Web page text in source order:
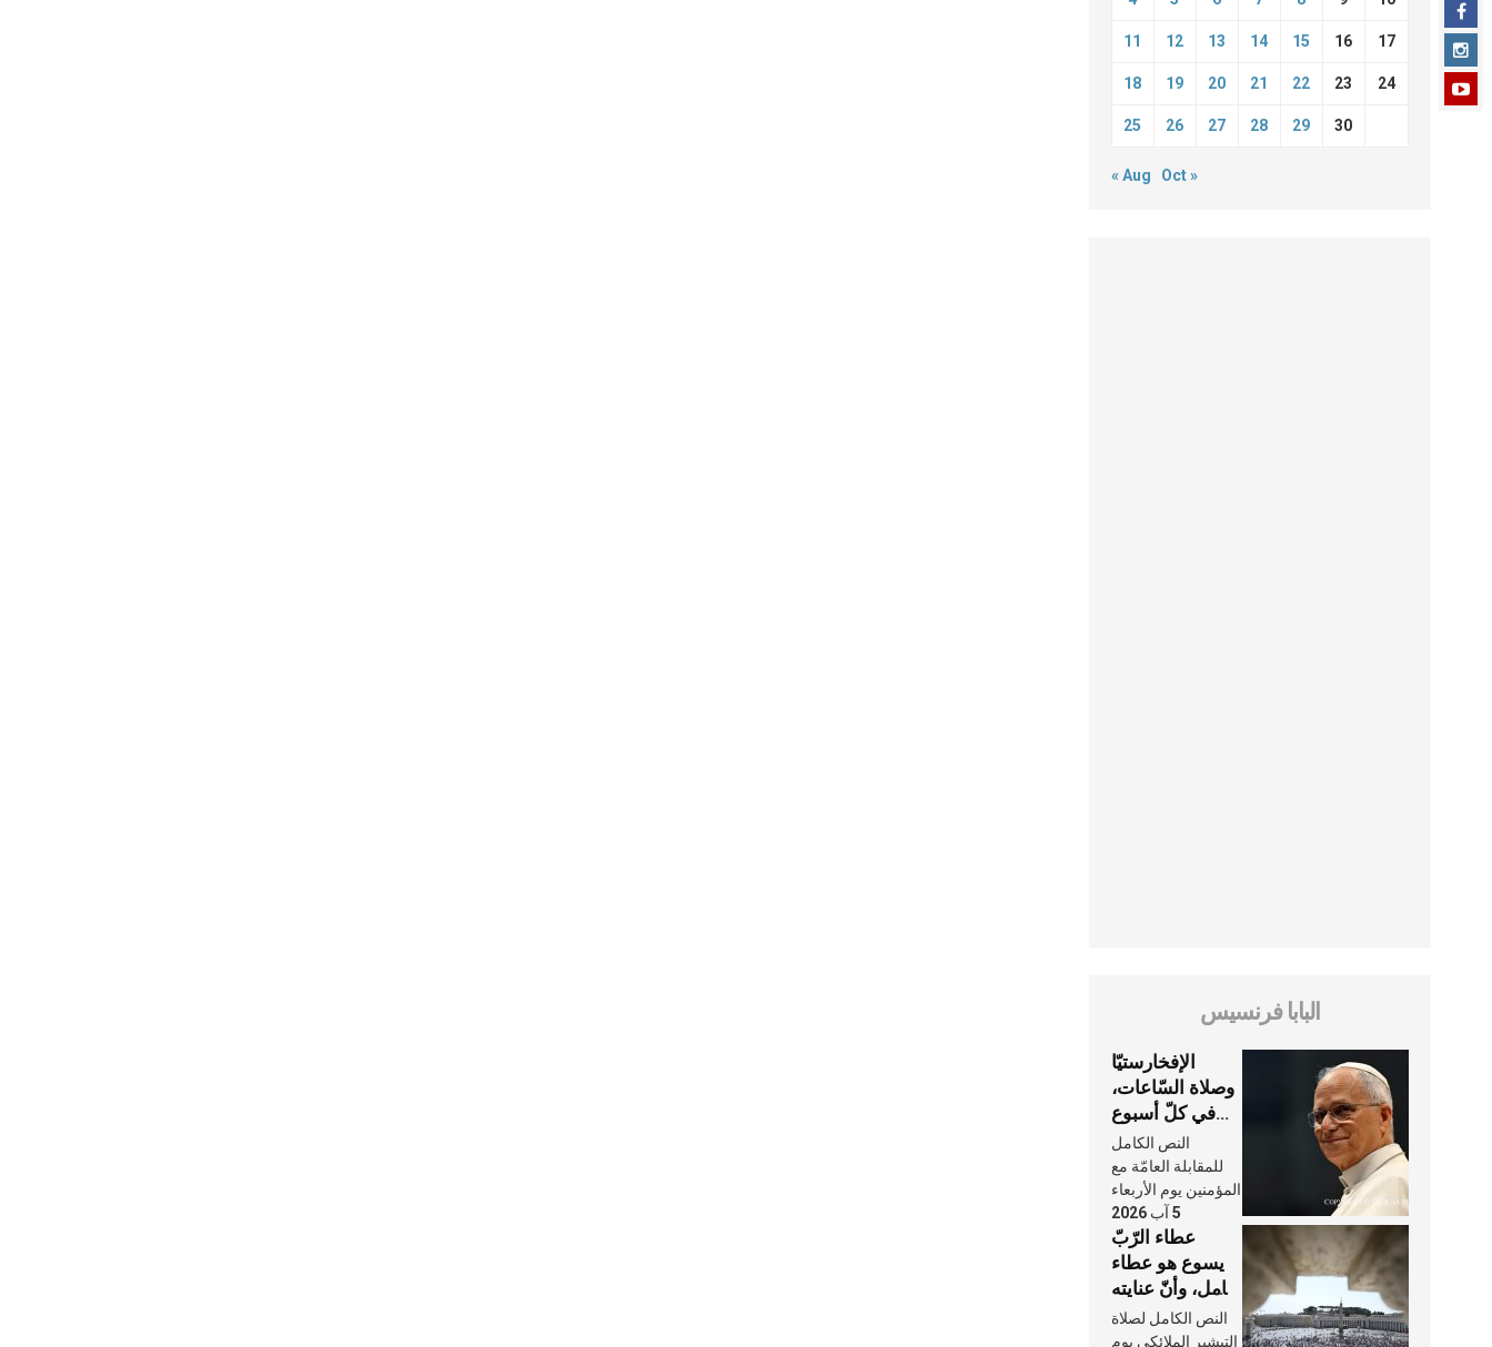
11 12 13 14 15 16 17
18 19 20 21 22 23 24
25 26 27 28 29 30
« Aug Oct »
البابا فرنسيس
الإفخارستيّا
وصلاة السّاعات،
في كلّ أسبوع
وكلّ يوم، هما
النَّفَس في حياة
الكنيسة
النص الكامل
للمقابلة العامّة مع
المؤمنين يوم الأربعاء
5 آب 2026
عطاء الرّبّ
يسوع هو عطاء
شامل، وأنّ عنايته
بنا لا تغيب عنّا
أبدًا
النص الكامل لصلاة
التبشير الملائكي يوم